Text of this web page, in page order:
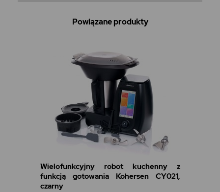
Powiązane produkty
Wielofunkcyjny robot kuchenny z
funkcją gotowania Kohersen CY021,
czarny